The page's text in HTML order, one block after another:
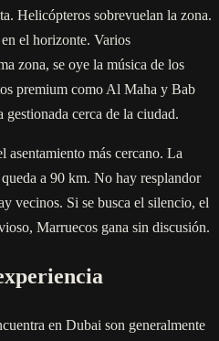
Helicópteros sobrevuelan la zona.
el horizonte. Varios
zona, se oye la música de los
premium como Al Maha y Bab
gestionada cerca de la ciudad.
asentamiento más cercano. La
a 90 km. No hay resplandor
vecinos. Si se busca el silencio, el
Marruecos gana sin discusión.
en Dubai son generalmente